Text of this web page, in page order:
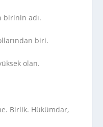
birinin adı.
biri.
olan.
Birlik. Hükümdar,